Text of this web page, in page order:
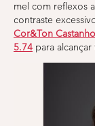
mel com reflexos
contraste
Cor&Ton
5.74 para